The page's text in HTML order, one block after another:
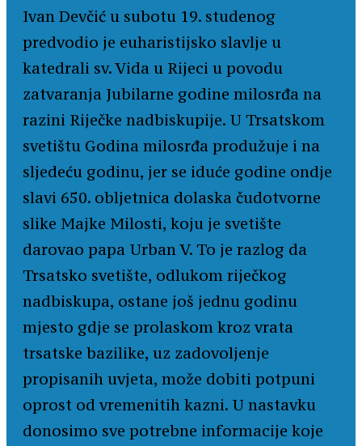
Ivan Devčić u subotu 19. studenog
predvodio je euharistijsko slavlje u
katedrali sv. Vida u Rijeci u povodu
zatvaranja Jubilarne godine milosrđa na
razini Riječke nadbiskupije. U Trsatskom
svetištu Godina milosrđa produžuje i na
sljedeću godinu, jer se iduće godine ondje
slavi 650. obljetnica dolaska čudotvorne
slike Majke Milosti, koju je svetište
darovao papa Urban V. To je razlog da
Trsatsko svetište, odlukom riječkog
nadbiskupa, ostane još jednu godinu
mjesto gdje se prolaskom kroz vrata
trsatske bazilike, uz zadovoljenje
propisanih uvjeta, može dobiti potpuni
oprost od vremenitih kazni. U nastavku
donosimo sve potrebne informacije koje